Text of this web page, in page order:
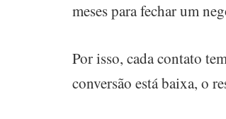
meses para fechar um
Por isso, cada contato
conversão está baixa, o